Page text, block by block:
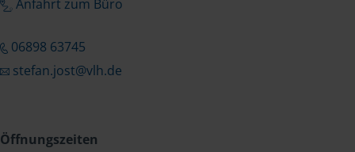
Anfahrt zum Büro
06898 63745
stefan.jost@vlh.de
Öffnungszeiten